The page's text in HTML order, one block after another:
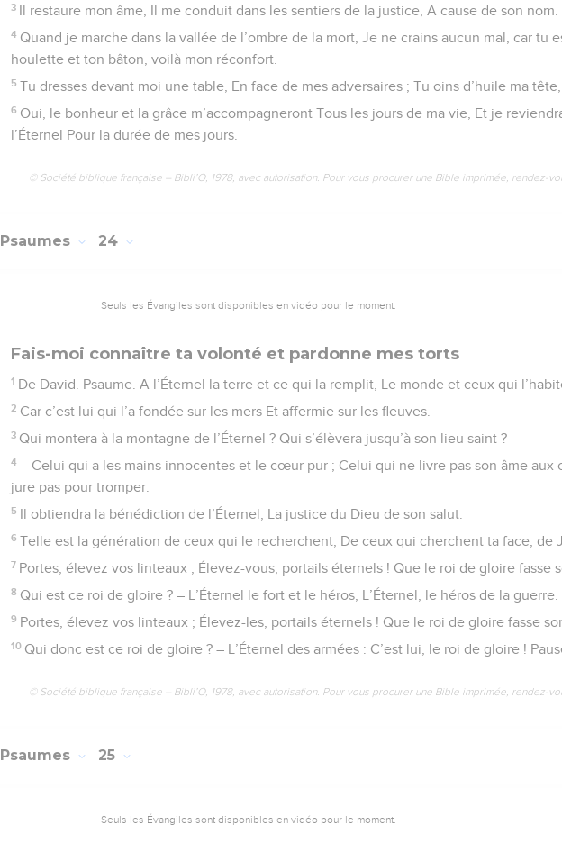
3 Il restaure mon âme, Il me conduit dans les sentiers de la justice, A cause de son nom.
4 Quand je marche dans la vallée de l’ombre de la mort, Je ne crains aucun mal, car tu
houlette et ton bâton, voilà mon réconfort.
5 Tu dresses devant moi une table, En face de mes adversaires ; Tu oins d’huile ma
6 Oui, le bonheur et la grâce m’accompagneront Tous les jours de ma vie, Et je
l’Éternel Pour la durée de mes jours.
© Société biblique française – Bibli’O, 1978, avec autorisation. Pour vous procurer une Bible imprimée, rendez-
Psaumes 24
Seuls les Évangiles sont disponibles en vidéo pour le moment.
Fais-moi connaître ta volonté et pardonne mes torts
1 De David. Psaume. A l’Éternel la terre et ce qui la remplit, Le monde et ceux qui
2 Car c’est lui qui l’a fondée sur les mers Et affermie sur les fleuves.
3 Qui montera à la montagne de l’Éternel ? Qui s’élèvera jusqu’à son lieu saint ?
4 – Celui qui a les mains innocentes et le cœur pur ; Celui qui ne livre pas son âme aux
jure pas pour tromper.
5 Il obtiendra la bénédiction de l’Éternel, La justice du Dieu de son salut.
6 Telle est la génération de ceux qui le recherchent, De ceux qui cherchent ta face, de
7 Portes, élevez vos linteaux ; Élevez-vous, portails éternels ! Que le roi de gloire fasse
8 Qui est ce roi de gloire ? – L’Éternel le fort et le héros, L’Éternel, le héros de la guerre.
9 Portes, élevez vos linteaux ; Élevez-les, portails éternels ! Que le roi de gloire fasse
10 Qui donc est ce roi de gloire ? – L’Éternel des armées : C’est lui, le roi de gloire !
© Société biblique française – Bibli’O, 1978, avec autorisation. Pour vous procurer une Bible imprimée, rendez-
Psaumes 25
Seuls les Évangiles sont disponibles en vidéo pour le moment.